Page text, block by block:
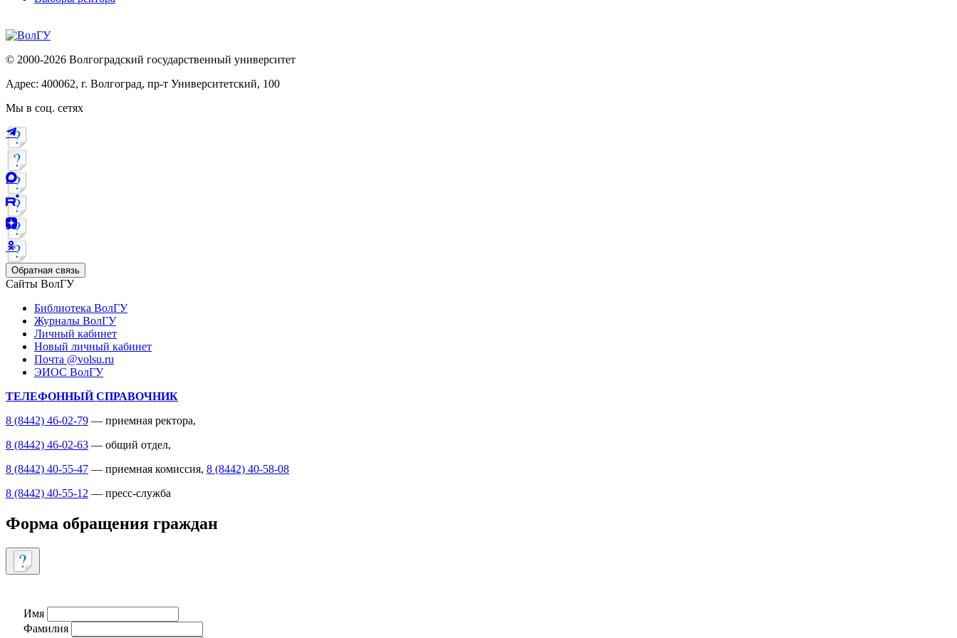
© 2000-2026 Волгоградский государственный университет
Адрес: 400062, г. Волгоград, пр-т Университетский, 100
Мы в соц. сетях
Обратная связь
Сайты ВолГУ
Библиотека ВолГУ
Журналы ВолГУ
Личный кабинет
Новый личный кабинет
Почта @volsu.ru
ЭИОС ВолГУ
ТЕЛЕФОННЫЙ СПРАВОЧНИК
8 (8442) 46-02-79 — приемная ректора,
8 (8442) 46-02-63 — общий отдел,
8 (8442) 40-55-47 — приемная комиссия, 8 (8442) 40-58-08
8 (8442) 40-55-12 — пресс-служба
Форма обращения граждан
Имя
Фамилия